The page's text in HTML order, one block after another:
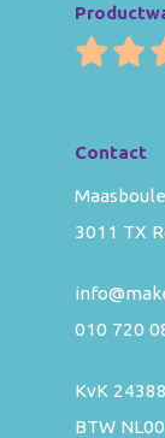
Contact
3011 TX
010 720
KvK
BTW